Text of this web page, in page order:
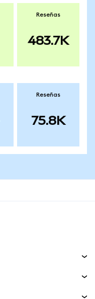
Reseñas
483.7K
Reseñas
75.8K